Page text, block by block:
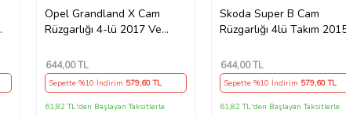
Opel Grandland X Cam
Rüzgarlığı 4-lü 2017 Ve
644,00 TL
Sepette %10 İndirim 579,60 TL
61,82 TL'den Başlayan Taksitlerle
Skoda Super B Cam
Rüzgarlığı 4lü Takım
644,00 TL
Sepette %10 İndirim 579,60 TL
61,82 TL'den Başlayan Taksitlerle